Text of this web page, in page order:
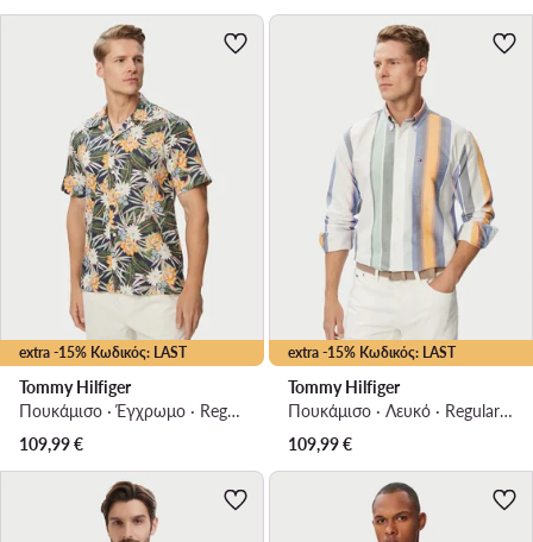
extra -15% Κωδικός: LAST
Tommy Hilfiger
Πουκάμισο · Έγχρωμο · Regular Fit
109,99€
extra -15% Κωδικός: LAST
Tommy Hilfiger
Πουκάμισο · Λευκό · Regular Fit
109,99€